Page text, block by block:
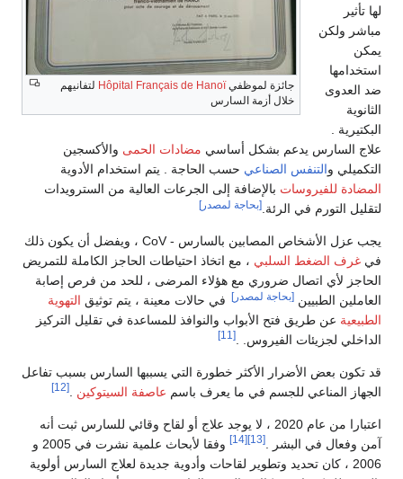
جائزة لموظفي Hôpital Français de Hanoïلتفانيهم
خلال أزمة السارس
لها تأثير
مباشر ولكن
يمكن
استخدامها
ضد العدوى
الثانوية
البكتيرية .
علاج السارس يدعم بشكل أساسيمضادات الحمى والأكسجين
التكميلي و التنفس الصناعي حسب الحاجة . يتم استخدام الأدوية
المضادة للفيروساتبالإضافة إلى الجرعات العالية من السترويدات
لتقليل التورم في الرئة. [بحاجة لمصدر]
يجب عزل الأشخاص المصابين بالسارس - CoV ، ويفضل أن يكون ذلك
فيغرف الضغط السلبي ، مع اتخاذ احتياطات الحاجز الكاملة للتمريض
الحاجز لأي اتصال ضروري مع هؤلاء المرضى ، للحد من فرص إصابة
العاملين الطبيين [بحاجة لمصدر] في حالات معينة ، يتم توثيقالتهوية
الطبيعيةعن طريق فتح الأبواب والنوافذ للمساعدة في تقليل التركيز
الداخلي لجزيئات الفيروس. .
قد تكون بعض الأضرار الأكثر خطورة التي يسببها السارس بسبب تفاعل
الجهاز المناعي للجسم في ما يعرف باسمعاصفة السيتوكين.
اعتبارا من عام 2020 ، لا يوجد علاج أو لقاح وقائي للسارس ثبت أنه
آمن وفعال في البشر .
[14]
وفقا لأبحاث علمية نشرت في 2005 و
2006 ، كان تحديد وتطوير لقاحات وأدوية جديدة لعلاج السارس أولوية